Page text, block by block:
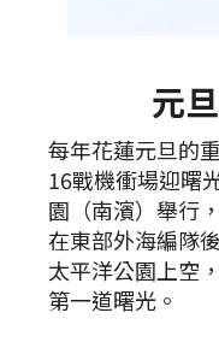
元
每年花蓮元旦的
16戰機衝場迎曙
園（南濱）舉行
在東部外海編隊
太平洋公園上空
第一道曙光。